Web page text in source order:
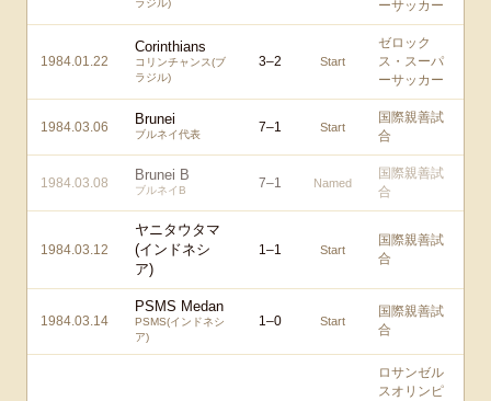
ラジル)
ーサッカー
1984.01.22
Corinthians
コリンチャンス(ブ
ラジル)
3–2 Start
ゼロック
ス・スーパ
ーサッカー
1984.03.06 Brunei
ブルネイ代表 7–1 Start
国際親善試
合
1984.03.08 Brunei B
ブルネイB 7–1 Named
国際親善試
合
1984.03.12
ヤニタウタマ
(インドネシ
ア)
1–1 Start
国際親善試
合
1984.03.14
PSMS Medan
PSMS(インドネシ
ア)
1–0 Start
国際親善試
合
ロサンゼル
スオリンピ